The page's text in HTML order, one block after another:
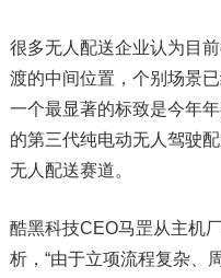
很多无人配送企业认为目
渡的中间位置，个别场景
一个最显著的标致是今年
的第三代纯电动无人驾驶
无人配送赛道。
酷黑科技CEO马罡从主机
析，“由于立项流程复杂、